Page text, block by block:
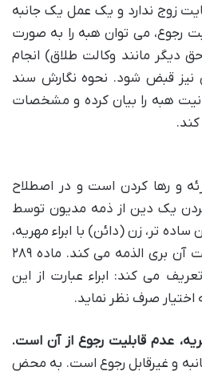
زوج ندارد و یک عمل یک جانبه
رجوع، می توان هبه را به صورت
دیگر مانند وکالت طلاق) انجام
نیز قبض شود. نحوه نگارش سند
هبه را بیان کرده و مشخصات
و رها کردن است و در اصطلاح
یک دین از ذمه مدیون توسط
تر، زن (دائن) با ابراء مهریه،
شوهر (مدیون) را از پرداخت آن بری الذمه می کند. ماده ۲۸۹
می کند: ابراء عبارت از این
صرف نظر نماید.
عدم قابلیت رجوع از آن است.
و غیرقابل رجوع است. به محض